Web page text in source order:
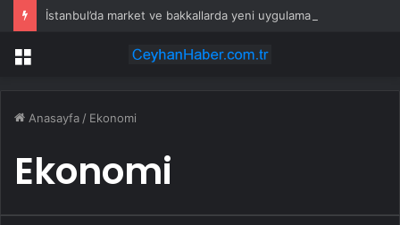
Menü
Anasayfa / Ekonomi
Ekonomi